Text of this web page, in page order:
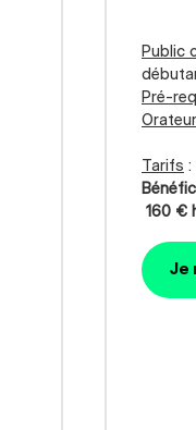
Public
Pré-
Orateur
Tarifs :
160 €
Je